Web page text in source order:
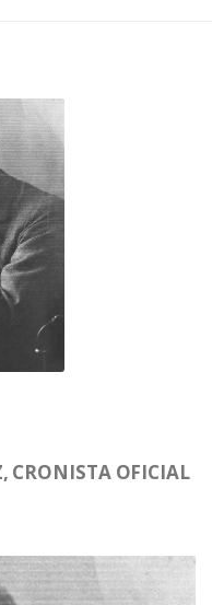
CRONISTA OFICIAL